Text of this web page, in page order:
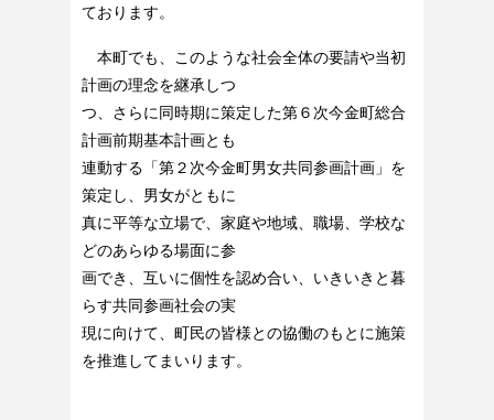
ております。
本町でも、このような社会全体の要請や当初
計画の理念を継承しつ
つ、さらに同時期に策定した第６次今金町総合
計画前期基本計画とも
連動する「第２次今金町男女共同参画計画」を
策定し、男女がともに
真に平等な立場で、家庭や地域、職場、学校な
どのあらゆる場面に参
画でき、互いに個性を認め合い、いきいきと暮
らす共同参画社会の実
現に向けて、町民の皆様との協働のもとに施策
を推進してまいります。